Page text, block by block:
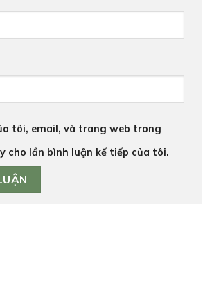
tôi, email, và trang web trong
cho lần bình luận kế tiếp của tôi.